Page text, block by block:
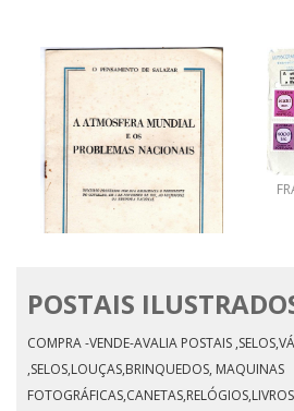
A ATOMOSFERA MUNDIAL E
POSTAIS
COMPRA -VENDE-AVALIA POSTAIS
,SELOS,LOUÇAS,BRINQUEDOS, MAQUINAS